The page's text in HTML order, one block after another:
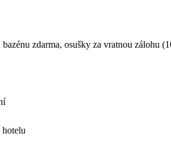
zdarma, osušky za vratnou zálohu